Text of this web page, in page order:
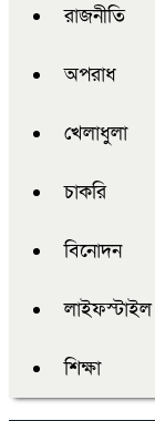
রাজনীতি
অপরাধ
খেলাধুলা
চাকরি
বিনোদন
লাইফস্টাইল
শিক্ষা